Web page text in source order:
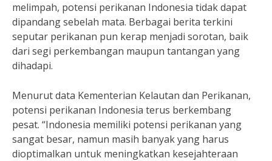
melimpah, potensi perikanan Indonesia tidak dapat
dipandang sebelah mata. Berbagai berita terkini
seputar perikanan pun kerap menjadi sorotan, baik
dari segi perkembangan maupun tantangan yang
dihadapi.
Menurut data Kementerian Kelautan dan Perikanan,
potensi perikanan Indonesia terus berkembang
pesat. “Indonesia memiliki potensi perikanan yang
sangat besar, namun masih banyak yang harus
dioptimalkan untuk meningkatkan kesejahteraan